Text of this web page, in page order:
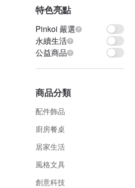
特色亮點
Pinkoi 嚴選
永續生活
公益商品
商品分類
配件飾品
廚房餐桌
居家生活
風格文具
創意科技